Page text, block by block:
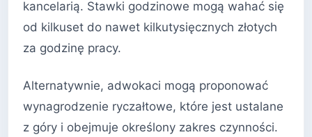
kancelarią. Stawki godzinowe mogą wahać się
od kilkuset do nawet kilkutysięcznych złotych
za godzinę pracy.
Alternatywnie, adwokaci mogą proponować
wynagrodzenie ryczałtowe, które jest ustalane
z góry i obejmuje określony zakres czynności.